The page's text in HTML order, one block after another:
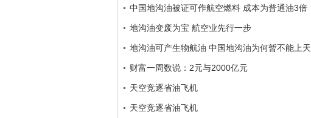
中国地沟油被证可作航空燃料 成本为普通油3倍
地沟油变废为宝 航空业先行一步
地沟油可产生物航油 中国地沟油为何暂不能上天
财富一周数说：2元与2000亿元
天空竞逐省油飞机
天空竞逐省油飞机